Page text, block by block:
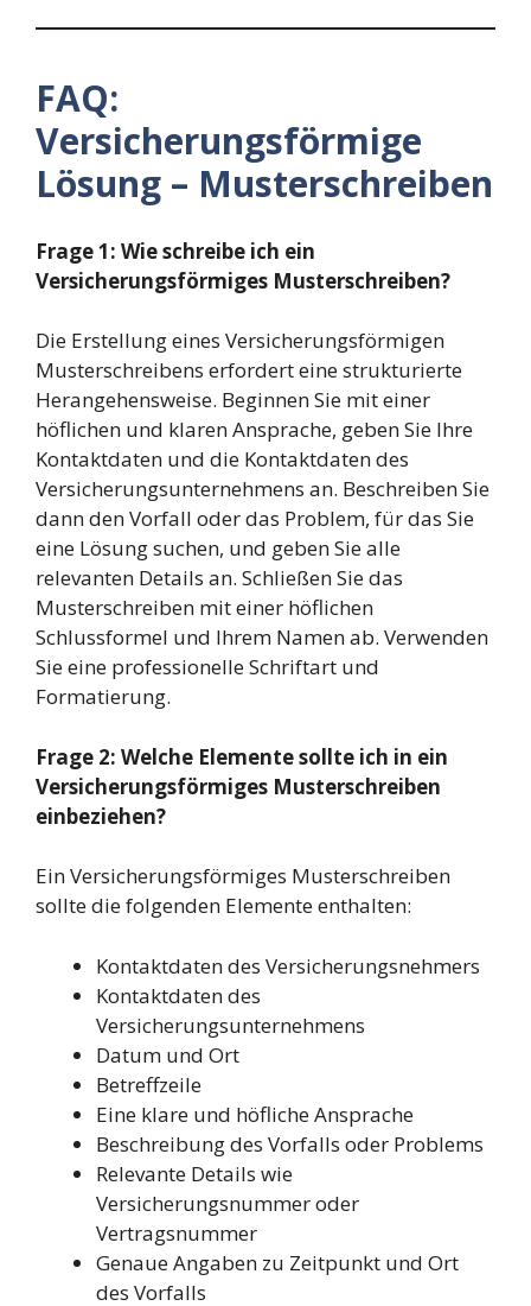
FAQ:
Versicherungsförmige
Lösung – Musterschreiben
Frage 1: Wie schreibe ich ein
Versicherungsförmiges Musterschreiben?
Die Erstellung eines Versicherungsförmigen
Musterschreibens erfordert eine strukturierte
Herangehensweise. Beginnen Sie mit einer
höflichen und klaren Ansprache, geben Sie Ihre
Kontaktdaten und die Kontaktdaten des
Versicherungsunternehmens an. Beschreiben Sie
dann den Vorfall oder das Problem, für das Sie
eine Lösung suchen, und geben Sie alle
relevanten Details an. Schließen Sie das
Musterschreiben mit einer höflichen
Schlussformel und Ihrem Namen ab. Verwenden
Sie eine professionelle Schriftart und
Formatierung.
Frage 2: Welche Elemente sollte ich in ein
Versicherungsförmiges Musterschreiben
einbeziehen?
Ein Versicherungsförmiges Musterschreiben
sollte die folgenden Elemente enthalten:
Kontaktdaten des Versicherungsnehmers
Kontaktdaten des
Versicherungsunternehmens
Datum und Ort
Betreffzeile
Eine klare und höfliche Ansprache
Beschreibung des Vorfalls oder Problems
Relevante Details wie
Versicherungsnummer oder
Vertragsnummer
Genaue Angaben zu Zeitpunkt und Ort
des Vorfalls